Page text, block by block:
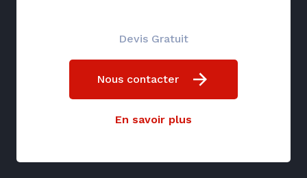
Devis Gratuit
Nous contacter
En savoir plus